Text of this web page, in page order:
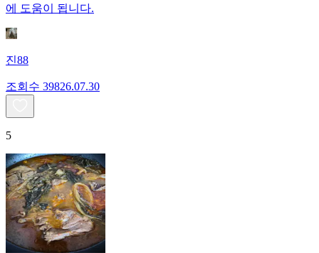
에 도움이 됩니다.
진88
조회수 39826.07.30
5